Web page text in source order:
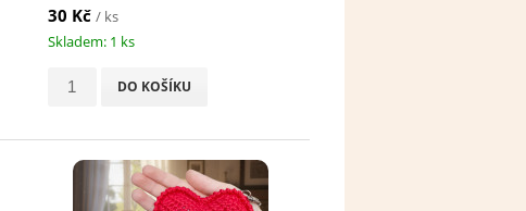
30 Kč / ks
Skladem: 1 ks
DO KOŠÍKU